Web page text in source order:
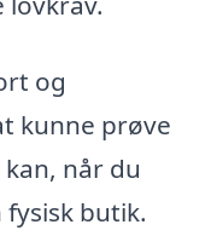
og
kunne prøve
når du
butik.